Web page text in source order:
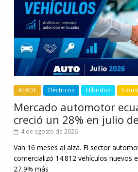
AEADE Eléctricos Híbridos
Mercado automotor
creció un 28% en julio
4 de agosto de 2026
Van 16 meses al alza. El sector
comercializó 14.812 vehículos nuevos
27,9% más